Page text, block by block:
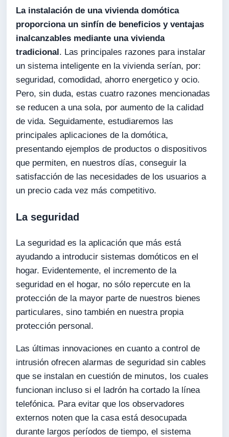
La instalación de una vivienda domótica
proporciona un sinfín de beneficios y ventajas
inalcanzables mediante una vivienda
tradicional. Las principales razones para instalar
un sistema inteligente en la vivienda serían, por:
seguridad, comodidad, ahorro energetico y ocio.
Pero, sin duda, estas cuatro razones mencionadas
se reducen a una sola, por aumento de la calidad
de vida. Seguidamente, estudiaremos las
principales aplicaciones de la domótica,
presentando ejemplos de productos o dispositivos
que permiten, en nuestros días, conseguir la
satisfacción de las necesidades de los usuarios a
un precio cada vez más competitivo.
La seguridad
La seguridad es la aplicación que más está
ayudando a introducir sistemas domóticos en el
hogar. Evidentemente, el incremento de la
seguridad en el hogar, no sólo repercute en la
protección de la mayor parte de nuestros bienes
particulares, sino también en nuestra propia
protección personal.
Las últimas innovaciones en cuanto a control de
intrusión ofrecen alarmas de seguridad sin cables
que se instalan en cuestión de minutos, los cuales
funcionan incluso si el ladrón ha cortado la línea
telefónica. Para evitar que los observadores
externos noten que la casa está desocupada
durante largos períodos de tiempo, el sistema